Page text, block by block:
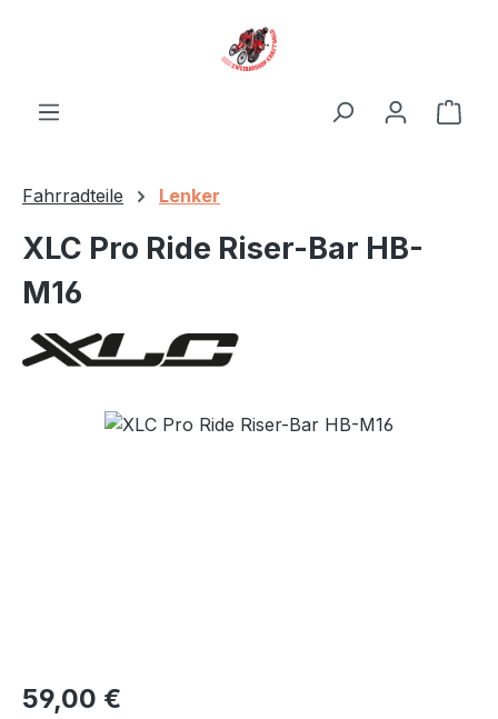
Fahrradteile Lenker
XLC Pro Ride Riser-Bar HB-
M16
Bildergalerie überspringen
Regulärer Preis:
59,00 €